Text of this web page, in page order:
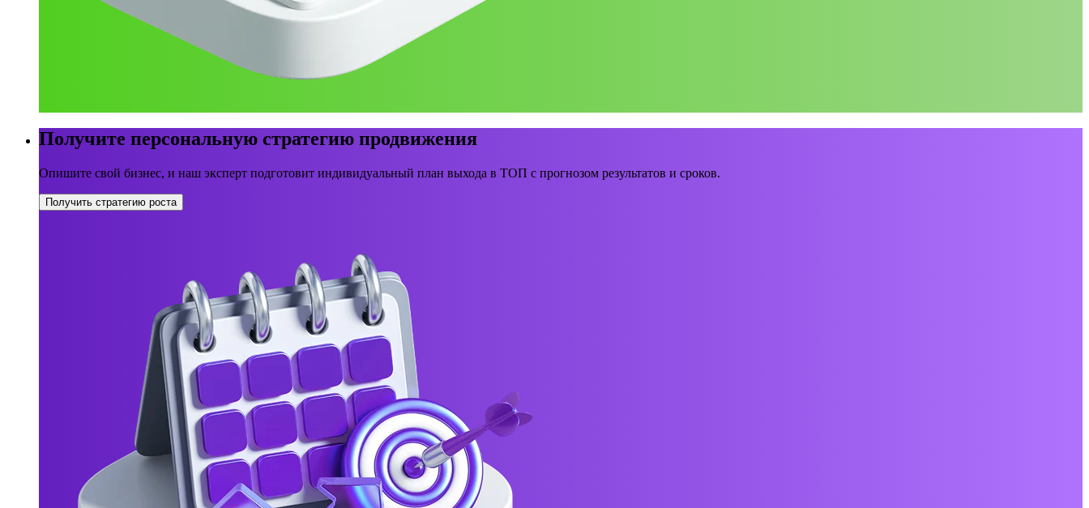
Получите персональную стратегию продвижения
Опишите свой бизнес, и наш эксперт подготовит индивидуальный план выхода в ТОП с прогнозом результатов и сроков.
Получить стратегию роста